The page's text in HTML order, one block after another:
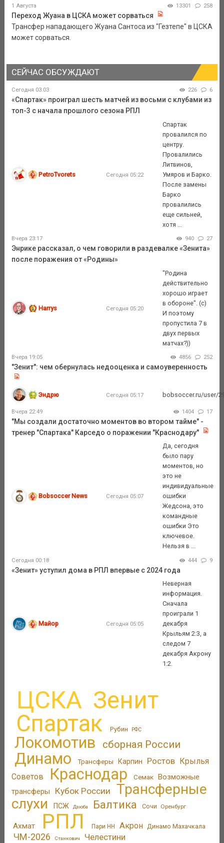
1 Августа 13301 258
Переход Жуана в ЦСКА может сорваться
Трансфер нападающего Жуана Сантоса из "Гезтепе" в ЦСКА
может сорваться.
СЕЙЧАС ОБСУЖДАЮТ
Сегодня 03:03 226 6
«Спартак» проиграл шесть матчей из восьми с клубами из
топ-3 с начала прошлого сезона РПЛ
PetroTvorets Сегодня 05:22
Спартак
провалился по
центру.
Провалились
Литвинов,
Умяров и Барко.
После замены
Барко
провалились
еще сильней,
хотя ...
Вчера 23:17 940 27
Энрике рассказал, о чем говорили в раздевалке «Зенита»
после поражения от «Родины»
Harrys Сегодня 05:20
"Родина
действительно
хорошо играет
в обороне". (с)
И поэтому
пропустила 7 в
двух первых
матчах?))
Вчера 19:05 4856 252
"Зенит": чем обернулась недооценка и самоуверенность
Эндрю Сегодня 05:17 bobsoccer.ru/user/
Вчера 22:49 1404 17
"Мы создали достаточно моментов во втором тайме" -
тренер "Спартака" Карседо о поражении "Краснодару"
Bobsoccer News Сегодня 05:07
Да, сегодня
было пару
моментов, но
это не
индивидуальные
ошибки
Жедсона, это
командные
ошибки Это
ключевое.
Нельзя в ...
Сегодня 00:18 444 9
«Зенит» уступил дома в РПЛ впервые с 2024 года
Майор Сегодня 05:05
Неверная
информация.
Сначала
проиграли 1
декабря
Крыльям 2:3, а
следом 7
декабря Акрону
1:2.
ЦСКА Зенит
Спартак Рубин РФС
Локомотив сборная России
Динамо Трансферы Карпин Ростов
Крылья
Советов
Краснодар Семак Возможные
трансферы
Кубок России
Трансферные
слухи
ПСЖ Дзюба Балтика Сочи Оренбург
Ахмат РПЛ Пари НН Акрон Динамо Махачкала
ЧМ-2026 Станкович Челестини